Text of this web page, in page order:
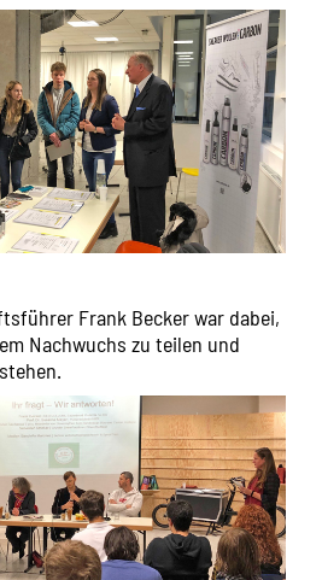
Frank Becker war dabei,
Nachwuchs zu teilen und